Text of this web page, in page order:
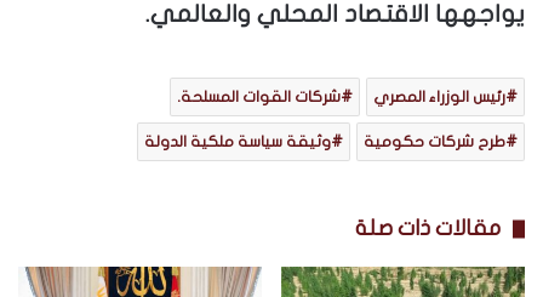
يواجهها الاقتصاد المحلي والعالمي.
رئيس الوزراء المصري شركات القوات المسلحة.
طرح شركات حكومية وثيقة سياسة ملكية الدولة
مقالات ذات صلة